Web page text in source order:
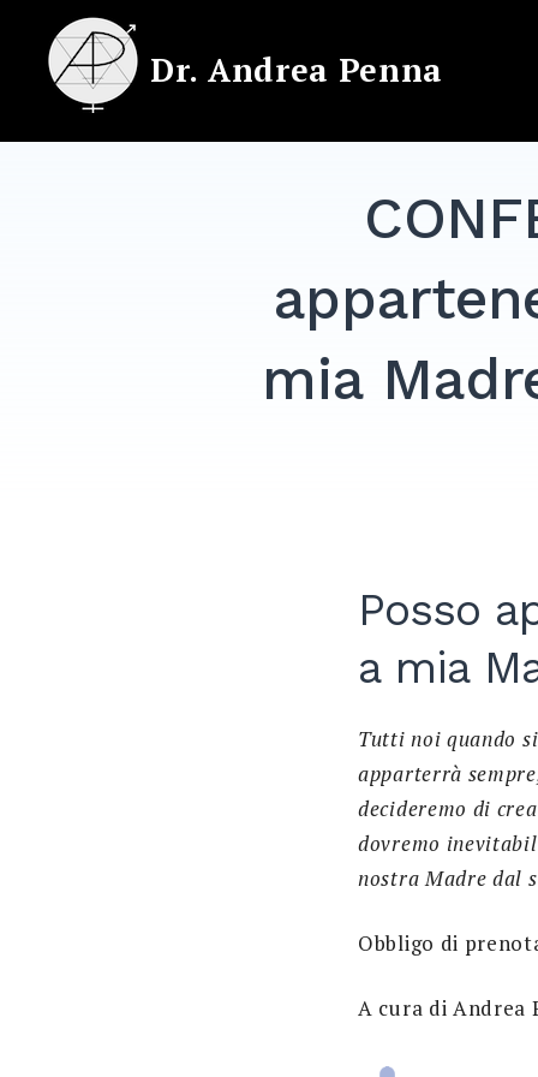
content
Dr. Andrea Penna
mia
Posso
a mia
Tutti noi quando
apparterrà
decideremo di
dovremo
nostra Madre dal
Obbligo di
A cura di Andrea